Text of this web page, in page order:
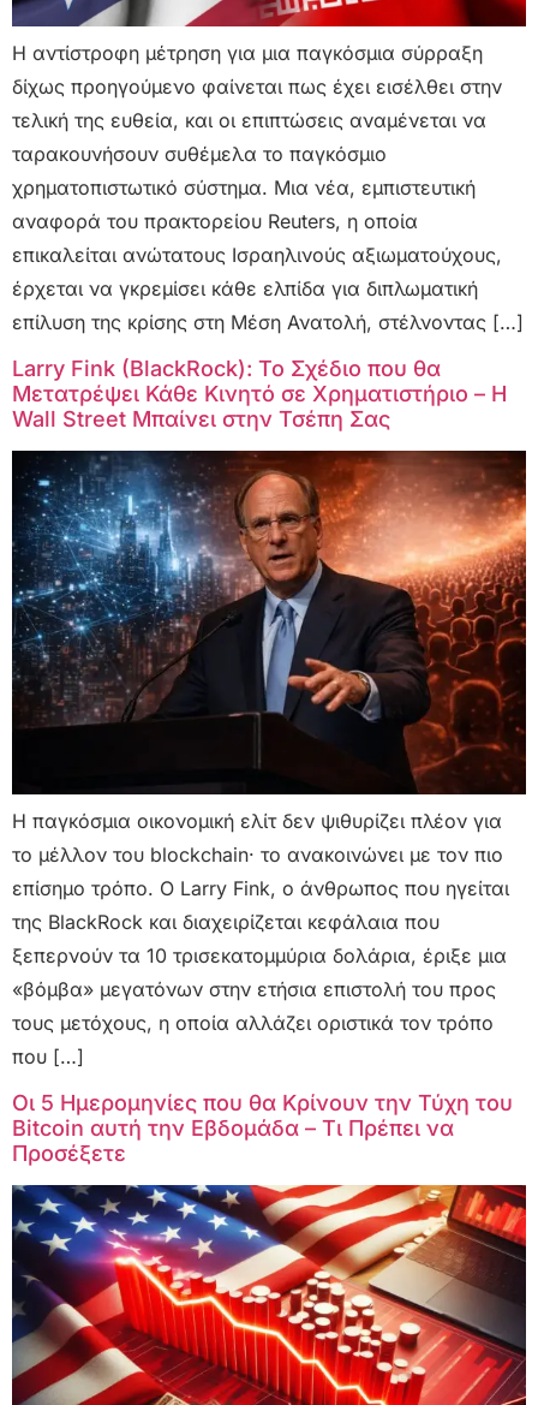
Η αντίστροφη μέτρηση για μια παγκόσμια σύρραξη
δίχως προηγούμενο φαίνεται πως έχει εισέλθει στην
τελική της ευθεία, και οι επιπτώσεις αναμένεται να
ταρακουνήσουν συθέμελα το παγκόσμιο
χρηματοπιστωτικό σύστημα. Μια νέα, εμπιστευτική
αναφορά του πρακτορείου Reuters, η οποία
επικαλείται ανώτατους Ισραηλινούς αξιωματούχους,
έρχεται να γκρεμίσει κάθε ελπίδα για διπλωματική
επίλυση της κρίσης στη Μέση Ανατολή, στέλνοντας […]
Larry Fink (BlackRock): Το Σχέδιο που θα
Μετατρέψει Κάθε Κινητό σε Χρηματιστήριο – Η
Wall Street Μπαίνει στην Τσέπη Σας
Η παγκόσμια οικονομική ελίτ δεν ψιθυρίζει πλέον για
το μέλλον του blockchain· το ανακοινώνει με τον πιο
επίσημο τρόπο. Ο Larry Fink, ο άνθρωπος που ηγείται
της BlackRock και διαχειρίζεται κεφάλαια που
ξεπερνούν τα 10 τρισεκατομμύρια δολάρια, έριξε μια
«βόμβα» μεγατόνων στην ετήσια επιστολή του προς
τους μετόχους, η οποία αλλάζει οριστικά τον τρόπο
που […]
Οι 5 Ημερομηνίες που θα Κρίνουν την Τύχη του
Bitcoin αυτή την Εβδομάδα – Τι Πρέπει να
Προσέξετε